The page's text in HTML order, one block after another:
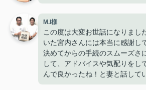
M.I様
この度は大変お世話になりまし
いた宮内さんには本当に感謝し
決めてからの手続のスムーズさ
して、アドバイスや気配りをし
んで良かったね！と妻と話して
今は無事に引越しも終わり、快